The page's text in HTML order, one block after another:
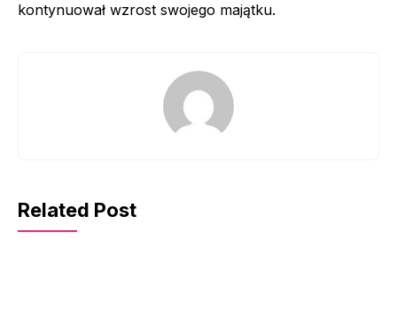
kontynuował wzrost swojego majątku.
Related Post